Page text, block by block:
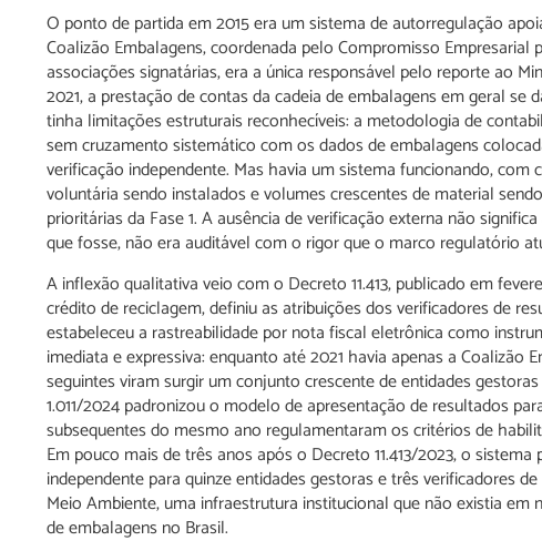
O ponto de partida em 2015 era um sistema de autorregulação
Coalizão Embalagens, coordenada pelo Compromisso
associações signatárias, era a única responsável pelo reporte ao
2021, a prestação de contas da cadeia de embalagens em geral
tinha limitações estruturais reconhecíveis: a metodologia de
sem cruzamento sistemático com os dados de embalagens
verificação independente. Mas havia um sistema funcionando,
voluntária sendo instalados e volumes crescentes de material
prioritárias da Fase 1. A ausência de verificação externa não
que fosse, não era auditável com o rigor que o marco regulatório
A inflexão qualitativa veio com o Decreto 11.413, publicado em
crédito de reciclagem, definiu as atribuições dos verificadores de
estabeleceu a rastreabilidade por nota fiscal eletrônica como
imediata e expressiva: enquanto até 2021 havia apenas a Coalizão
seguintes viram surgir um conjunto crescente de entidades
1.011/2024 padronizou o modelo de apresentação de resultados
subsequentes do mesmo ano regulamentaram os critérios de
Em pouco mais de três anos após o Decreto 11.413/2023, o
independente para quinze entidades gestoras e três verificadores
Meio Ambiente, uma infraestrutura institucional que não existia
de embalagens no Brasil.